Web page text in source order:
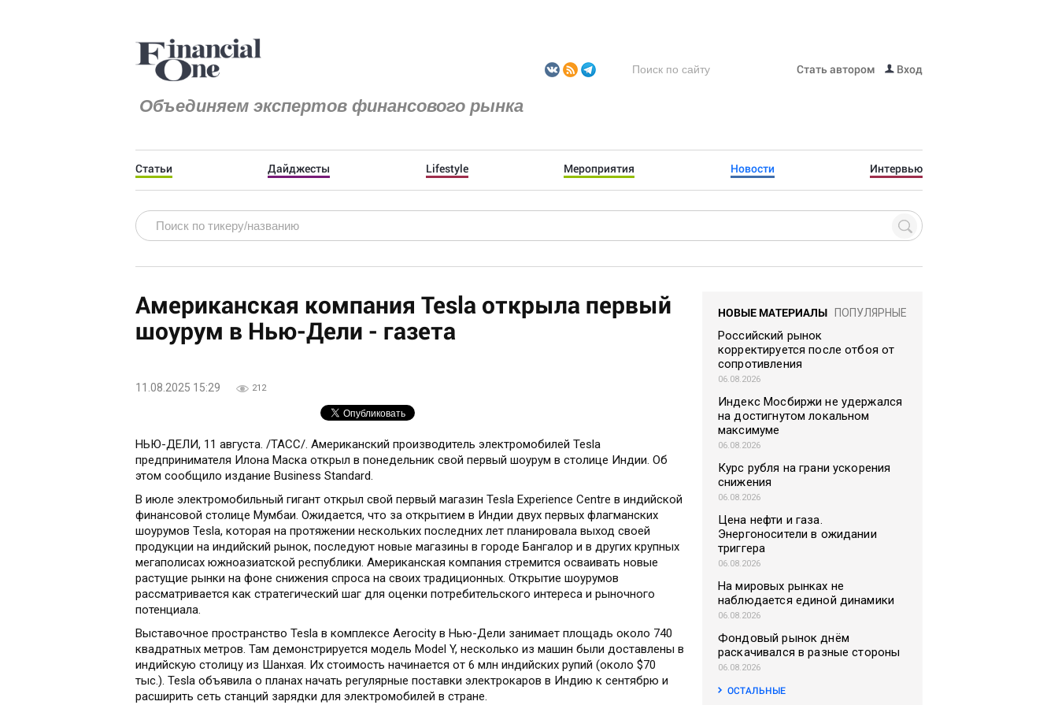
Объединяем экспертов финансового рынка
Стать автором Вход
Статьи Дайджесты Lifestyle Мероприятия Новости Интервью
Американская компания Tesla открыла первый
шоурум в Нью-Дели - газета
11.08.2025 15:29 212
НЬЮ-ДЕЛИ, 11 августа. /ТАСС/. Американский производитель электромобилей Tesla
предпринимателя Илона Маска открыл в понедельник свой первый шоурум в столице Индии. Об
этом сообщило издание Business Standard.
В июле электромобильный гигант открыл свой первый магазин Tesla Experience Centre в индийской
финансовой столице Мумбаи. Ожидается, что за открытием в Индии двух первых флагманских
шоурумов Tesla, которая на протяжении нескольких последних лет планировала выход своей
продукции на индийский рынок, последуют новые магазины в городе Бангалор и в других крупных
мегаполисах южноазиатской республики. Американская компания стремится осваивать новые
растущие рынки на фоне снижения спроса на своих традиционных. Открытие шоурумов
рассматривается как стратегический шаг для оценки потребительского интереса и рыночного
потенциала.
Выставочное пространство Tesla в комплексе Aerocity в Нью-Дели занимает площадь около 740
квадратных метров. Там демонстрируется модель Model Y, несколько из машин были доставлены в
индийскую столицу из Шанхая. Их стоимость начинается от 6 млн индийских рупий (около $70
тыс.). Tesla объявила о планах начать регулярные поставки электрокаров в Индию к сентябрю и
расширить сеть станций зарядки для электромобилей в стране.
НОВЫЕ МАТЕРИАЛЫ ПОПУЛЯРНЫЕ
Российский рынок
корректируется после отбоя от
сопротивления
06.08.2026
Индекс Мосбиржи не удержался
на достигнутом локальном
максимуме
06.08.2026
Курс рубля на грани ускорения
снижения
06.08.2026
Цена нефти и газа.
Энергоносители в ожидании
триггера
06.08.2026
На мировых рынках не
наблюдается единой динамики
06.08.2026
Фондовый рынок днём
раскачивался в разные стороны
06.08.2026
ОСТАЛЬНЫЕ